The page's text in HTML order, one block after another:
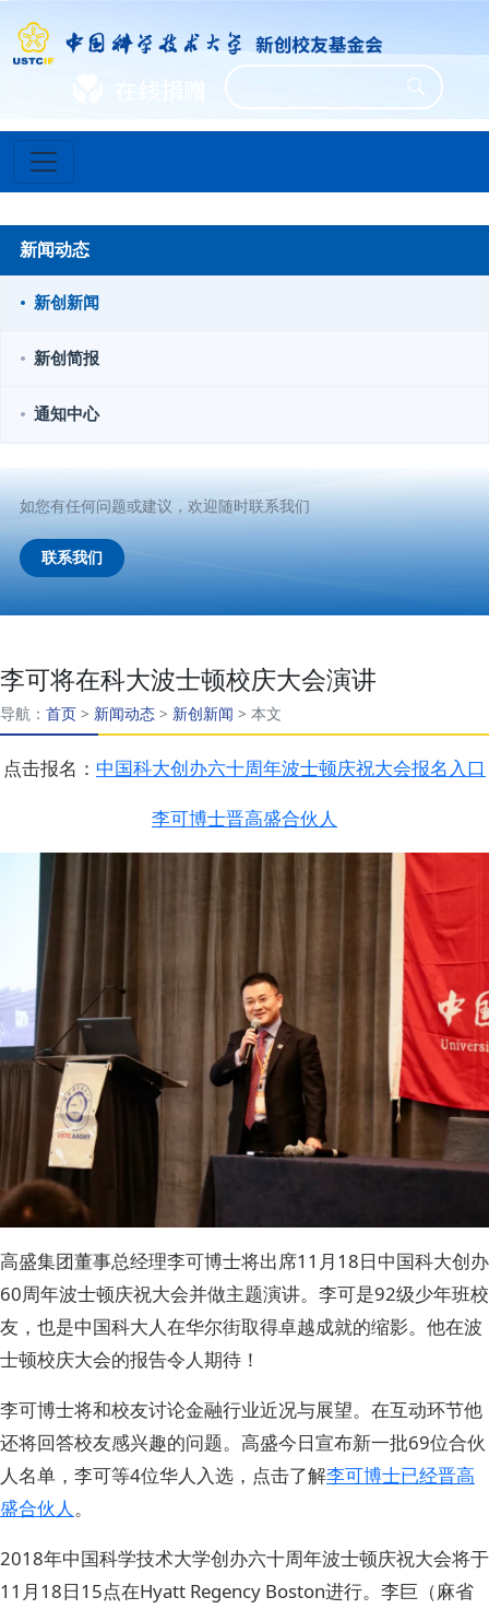
新闻动态
新创新闻
新创简报
通知中心
如您有任何问题或建议，欢迎随时联系我们
联系我们
李可将在科大波士顿校庆大会演讲
导航： 首页 > 新闻动态 > 新创新闻 > 本文
点击报名： 中国科大创办六十周年波士顿庆祝大会报名入口
李可博士晋高盛合伙人
高盛集团董事总经理李可博士将出席11月18日中国科大创办
60周年波士顿庆祝大会并做主题演讲。李可是92级少年班校
友，也是中国科大人在华尔街取得卓越成就的缩影。他在波
士顿校庆大会的报告令人期待！
李可博士将和校友讨论金融行业近况与展望。在互动环节他
还将回答校友感兴趣的问题。高盛今日宣布新一批69位合伙
人名单，李可等4位华人入选，点击了解李可博士已经晋高
盛合伙人 。
2018年中国科学技术大学创办六十周年波士顿庆祝大会将于
11月18日15点在Hyatt Regency Boston进行。李巨（麻省